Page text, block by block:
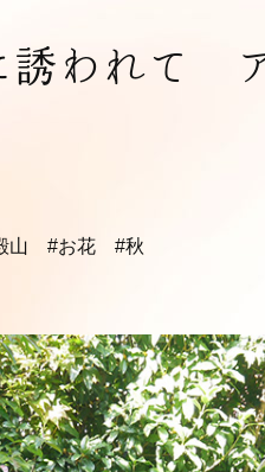
誘われて
山 #お花 #秋